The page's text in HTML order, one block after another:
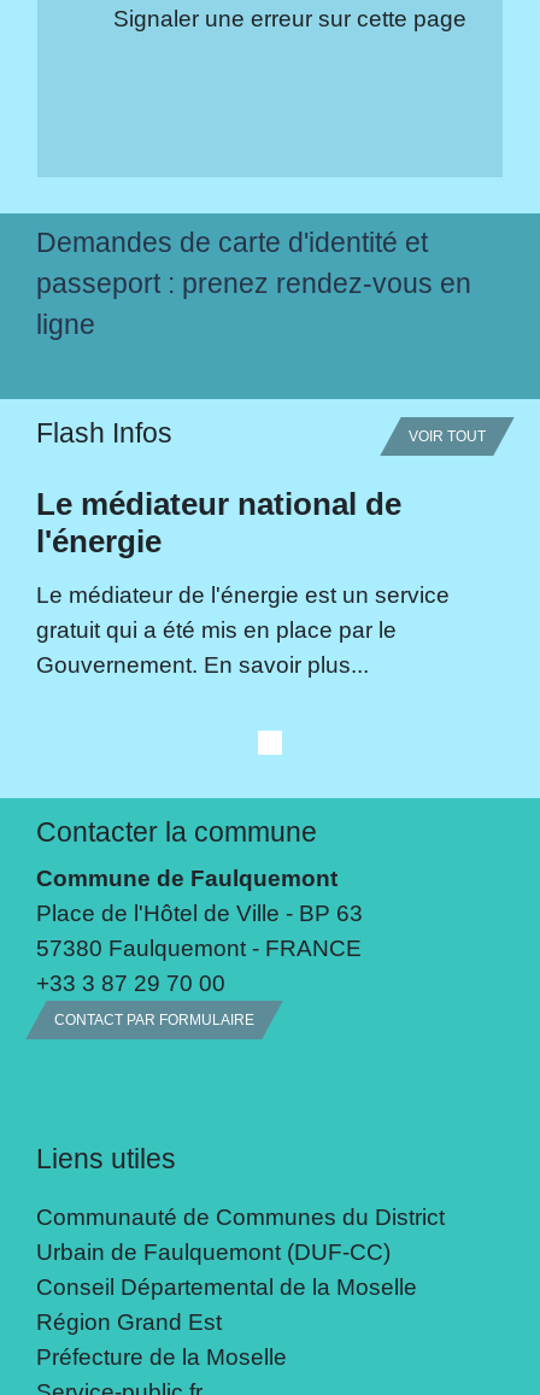
Signaler une erreur sur cette page
Demandes de carte d'identité et
passeport : prenez rendez-vous en
ligne
Flash Infos VOIR TOUT
Le médiateur national de
l'énergie
Le médiateur de l'énergie est un service
gratuit qui a été mis en place par le
Gouvernement. En savoir plus...
Contacter la commune
Commune de Faulquemont
Place de l'Hôtel de Ville - BP 63
57380 Faulquemont - FRANCE
+33 3 87 29 70 00
CONTACT PAR FORMULAIRE
Liens utiles
Communauté de Communes du District
Urbain de Faulquemont (DUF-CC)
Conseil Départemental de la Moselle
Région Grand Est
Préfecture de la Moselle